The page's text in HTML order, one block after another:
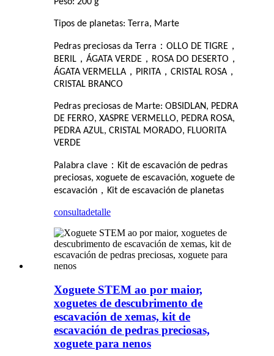
Tipos de planetas: Terra, Marte
Pedras preciosas da Terra ： OLLO DE TIGRE ，
BERIL ， ÁGATA VERDE ， ROSA DO DESERTO ，
ÁGATA VERMELLA ， PIRITA ， CRISTAL ROSA ，
CRISTAL BRANCO
Pedras preciosas de Marte: OBSIDLAN, PEDRA
DE FERRO, XASPRE VERMELLO, PEDRA ROSA,
PEDRA AZUL, CRISTAL MORADO, FLUORITA
VERDE
Palabra clave ： Kit de escavación de pedras
preciosas, xoguete de escavación, xoguete de
escavación ， Kit de escavación de planetas
consultadetalle
Xoguete STEM ao por maior,
xoguetes de descubrimento de
escavación de xemas, kit de
escavación de pedras preciosas,
xoguete para nenos